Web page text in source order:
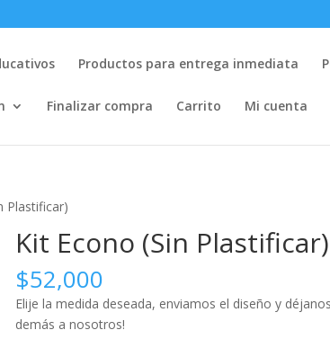
Productos para entrega inmediata
Finalizar compra Carrito Mi cuenta
Plastificar)
Kit Econo (Sin Plastificar)
$52,000
Elije la medida deseada, enviamos el diseño y
demás a nosotros!